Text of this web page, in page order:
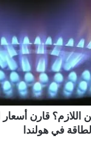
قارن أسعار
في هولندا